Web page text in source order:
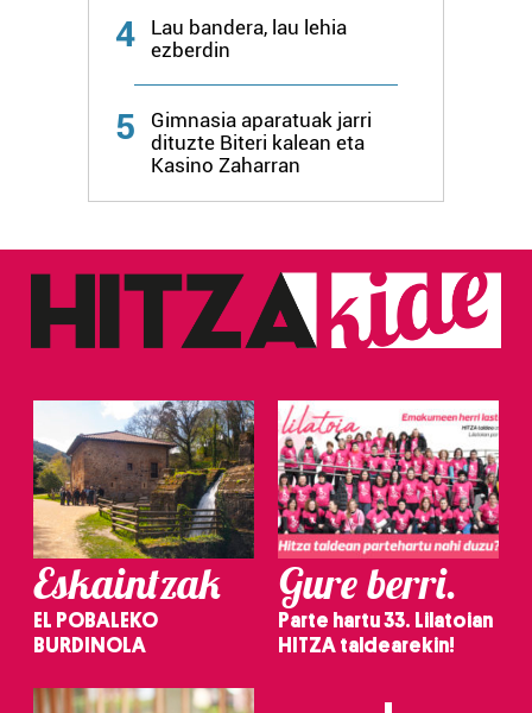
Webgune honek cookie propioak eta hirugarrenen cookie-
fitxategiak erabiltzen ditu. Zure esperientzia eta
zerbitzuak hobetzeko asmoz, cookie teknologiaz
baliatzen gara. Ohar hau onartuz gero, teknologia hori
erabiltzeko baimen esplizitua ematen diguzu.
irakurri
4
Lau bandera, lau lehia
ezberdin
5
Gimnasia aparatuak jarri
dituzte Biteri kalean eta
Kasino Zaharran
Eskaintzak
EL POBALEKO
BURDINOLA
Gure berri.
Parte hartu 33. Lilatoian
HITZA taldearekin!